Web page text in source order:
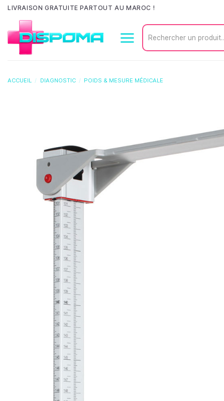
Passer
contenu
LIVRAISON GRATUITE PARTOUT AU MAROC !
Recherche
pour :
ACCUEIL / DIAGNOSTIC / POIDS & MESURE MÉDICALE